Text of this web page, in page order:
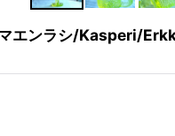
エンラシ/Kasperi/